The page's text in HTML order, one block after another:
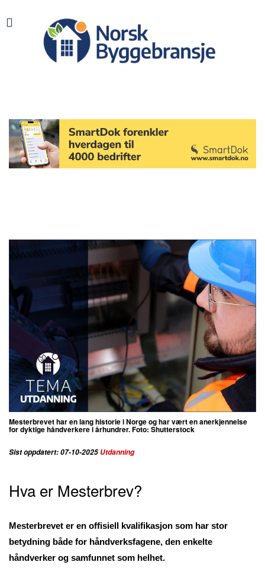
Mesterbrevet har en lang historie i Norge og har vært en anerkjennelse
for dyktige håndverkere i århundrer. Foto: Shutterstock
Sist oppdatert: 07-10-2025 Utdanning
Hva er Mesterbrev?
Mesterbrevet er en offisiell kvalifikasjon som har stor
betydning både for håndverksfagene, den enkelte
håndverker og samfunnet som helhet.